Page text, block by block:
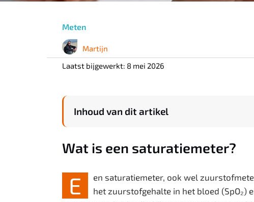
Meten
Martijn
Laatst bijgewerkt: 8 mei 2026
Inhoud van dit artikel
Wat is een saturatiemeter?
E
en saturatiemeter, ook wel
het zuurstofgehalte in het bloed (SpO₂)